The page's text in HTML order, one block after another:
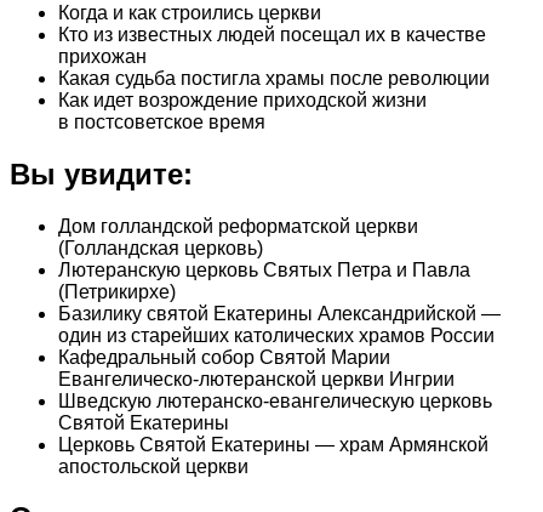
Когда и как строились церкви
Кто из известных людей посещал их в качестве
прихожан
Какая судьба постигла храмы после революции
Как идет возрождение приходской жизни
в постсоветское время
Вы увидите:
Дом голландской реформатской церкви
(Голландская церковь)
Лютеранскую церковь Святых Петра и Павла
(Петрикирхе)
Базилику святой Екатерины Александрийской —
один из старейших католических храмов России
Кафедральный собор Святой Марии
Евангелическо-лютеранской церкви Ингрии
Шведскую лютеранско-евангелическую церковь
Святой Екатерины
Церковь Святой Екатерины — храм Армянской
апостольской церкви